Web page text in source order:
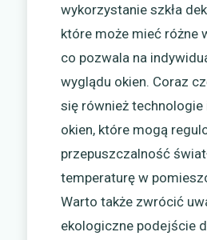
wykorzystanie szkła
które może mieć różne
co pozwala na
wyglądu okien. Coraz
się również technologie
okien, które mogą
przepuszczalność
temperaturę w
Warto także zwrócić
ekologiczne podejście